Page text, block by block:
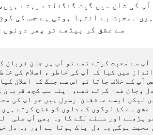
کی شان میں گیت گنگناتے رہتے
۔محبت بے انتہا ہوتی ہے جس کی
سے عشق کر بیٹھے تو پھر